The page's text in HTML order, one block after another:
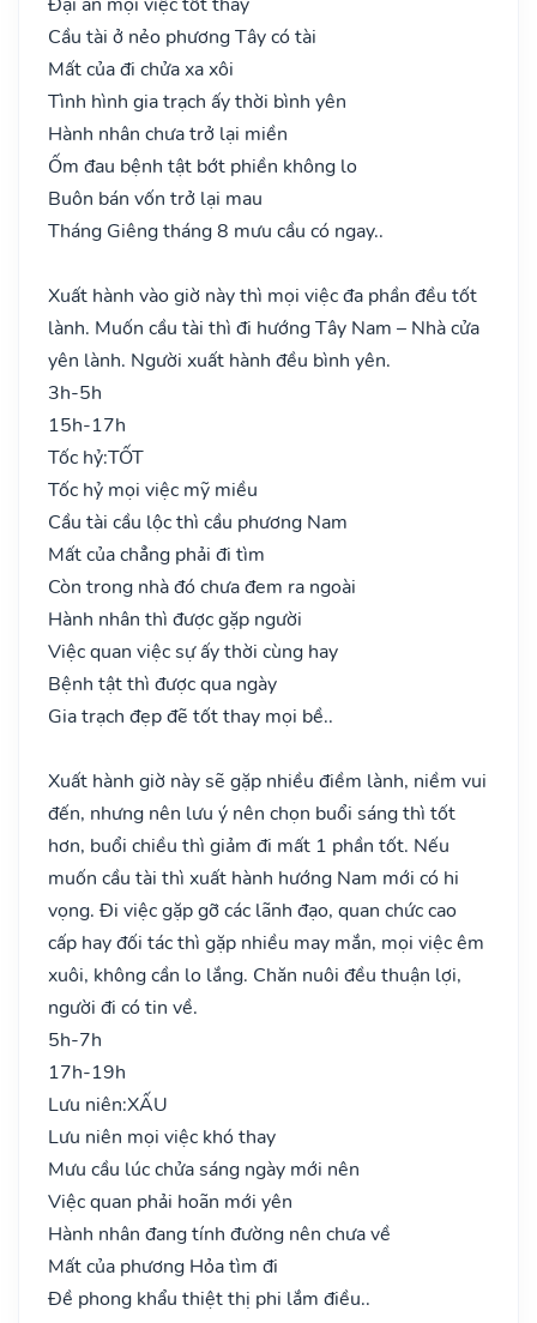
Cầu tài ở nẻo phương Tây có tài
Mất của đi chửa xa xôi
Tình hình gia trạch ấy thời bình yên
Hành nhân chưa trở lại miền
Ốm đau bệnh tật bớt phiền không lo
Buôn bán vốn trở lại mau
Tháng Giêng tháng 8 mưu cầu có ngay..
Xuất hành vào giờ này thì mọi việc đa phần đều tốt
lành. Muốn cầu tài thì đi hướng Tây Nam – Nhà cửa
yên lành. Người xuất hành đều bình yên.
3h-5h
15h-17h
Tốc hỷ:TỐT
Tốc hỷ mọi việc mỹ miều
Cầu tài cầu lộc thì cầu phương Nam
Mất của chẳng phải đi tìm
Còn trong nhà đó chưa đem ra ngoài
Hành nhân thì được gặp người
Việc quan việc sự ấy thời cùng hay
Bệnh tật thì được qua ngày
Gia trạch đẹp đẽ tốt thay mọi bề..
Xuất hành giờ này sẽ gặp nhiều điềm lành, niềm vui
đến, nhưng nên lưu ý nên chọn buổi sáng thì tốt
hơn, buổi chiều thì giảm đi mất 1 phần tốt. Nếu
muốn cầu tài thì xuất hành hướng Nam mới có hi
vọng. Đi việc gặp gỡ các lãnh đạo, quan chức cao
cấp hay đối tác thì gặp nhiều may mắn, mọi việc êm
xuôi, không cần lo lắng. Chăn nuôi đều thuận lợi,
người đi có tin về.
5h-7h
17h-19h
Lưu niên:XẤU
Lưu niên mọi việc khó thay
Mưu cầu lúc chửa sáng ngày mới nên
Việc quan phải hoãn mới yên
Hành nhân đang tính đường nên chưa về
Mất của phương Hỏa tìm đi
Đề phong khẩu thiệt thị phi lắm điều..